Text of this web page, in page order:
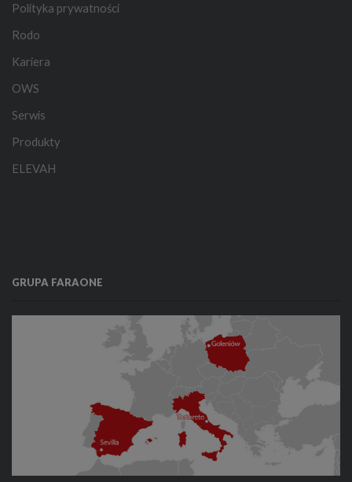
Polityka prywatności
Rodo
Kariera
OWS
Serwis
Produkty
ELEVAH
GRUPA FARAONE